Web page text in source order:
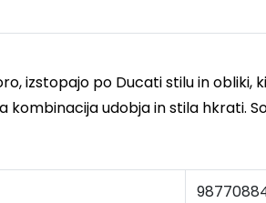
izstopajo po Ducati stilu in
kombinacija udobja in stila hkrati.